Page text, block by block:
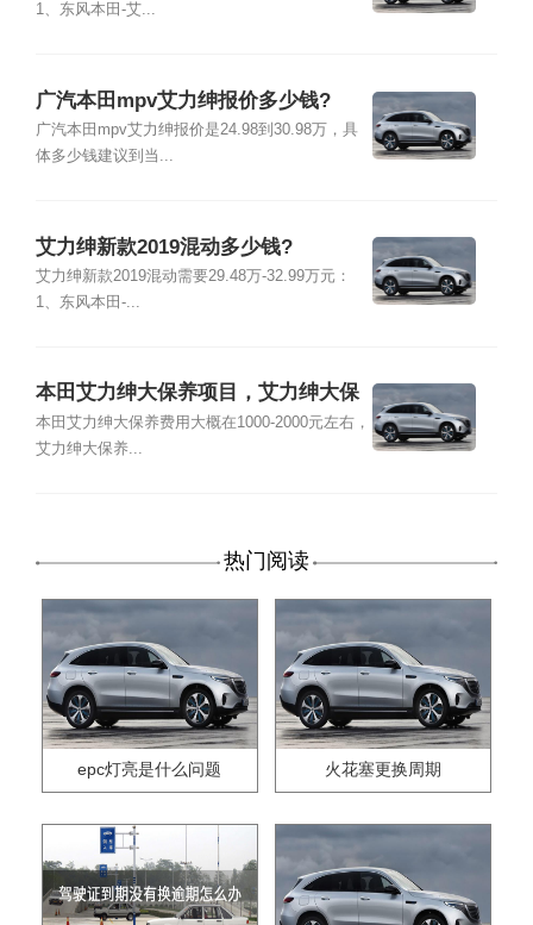
1、东风本田-艾...
广汽本田mpv艾力绅报价多少钱?
广汽本田mpv艾力绅报价是24.98到30.98万，具
体多少钱建议到当...
艾力绅新款2019混动多少钱?
艾力绅新款2019混动需要29.48万-32.99万元：
1、东风本田-...
本田艾力绅大保养项目，艾力绅大保
养多少钱
本田艾力绅大保养费用大概在1000-2000元左右，
艾力绅大保养...
热门阅读
epc灯亮是什么问题 火花塞更换周期